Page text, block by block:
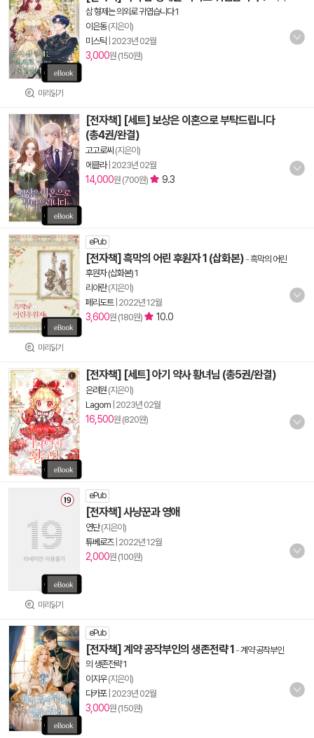
미리읽기
삼 형제는 의외로 귀엽습니다 1
이은동(지은이)
미스틱 2023년 02월
3,000원 (150원)
[전자책] [세트] 보상은 이혼으로 부탁드립니다
(총4권/완결)
고고로씨 (지은이)
에클라| 2023년 02월
14,000원 (700원) 9.3
미리읽기
ePub
[전자책] 흑막의 어린 후원자 1 (삽화본) -흑막의 어린
후원자 (삽화본) 1
리아란(지은이)
페리도트| 2022년 12월
3,600원 (180원) 10.0
[전자책] [세트] 아기 약사 황녀님 (총5권/완결)
은려원 (지은이)
Lagom 2023년 02월
16,500원 (820원)
미리읽기
ePub
[전자책] 사냥꾼과 영애
연단(지은이)
튜베로즈| 2022년 12월
2,000원 (100원)
ePub
[전자책] 계약 공작부인의 생존전략 1 -계약 공작부인
의 생존전략 1
이지우(지은이)
다카포| 2023년 02월
3,000원 (150원)